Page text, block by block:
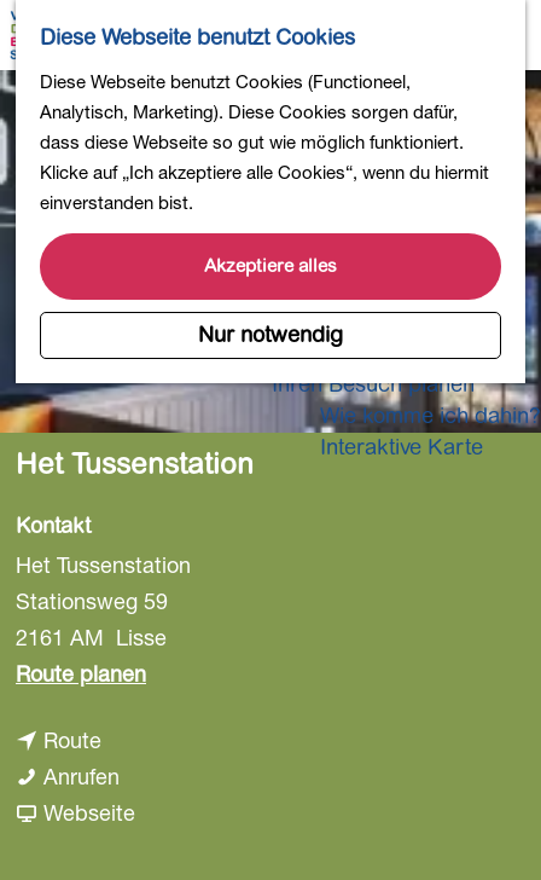
Diese Webseite benutzt Cookies
Diese Webseite benutzt Cookies (Functioneel,
Analytisch, Marketing). Diese Cookies sorgen dafür,
dass diese Webseite so gut wie möglich funktioniert.
Klicke auf „Ich akzeptiere alle Cookies“, wenn du hiermit
einverstanden bist.
Akzeptiere alles
Nur notwendig
G
e
e
n
S
H
K
r
t
e
S
c
h
e
n
e
n
ü
Einkaufen
Essen und Trinken
Kinderaktivitäten
In die Natur
Polder und Seen
Museen und mehr
Aktiv und gesund
4-Tage-Wanderung
Übernachtungen
Ihren Besuch planen
Wie komme ich dahin?
Interaktive Karte
Het Tussenstation
Kontakt
Het Tussenstation
Stationsweg 59
2161 AM Lisse
Route planenb
Routeb
i
s
Anrufen
e
Webseitea